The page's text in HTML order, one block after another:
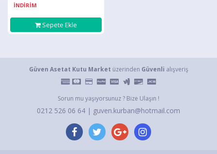
İNDİRİM
Sepete Ekle
Güven Asetat Kutu Market üzerinden Güvenli alışveriş
Sorun mu yaşıyorsunuz ? Bize Ulaşın !
0212 526 06 64 | guven.kurban@hotmail.com